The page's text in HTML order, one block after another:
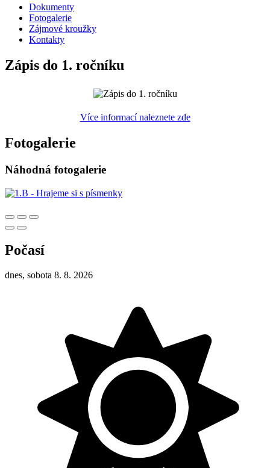
Dokumenty
Fotogalerie
Zájmové kroužky
Kontakty
Zápis do 1. ročníku
Více informací naleznete zde
Fotogalerie
Náhodná fotogalerie
Počasí
dnes, sobota 8. 8. 2026